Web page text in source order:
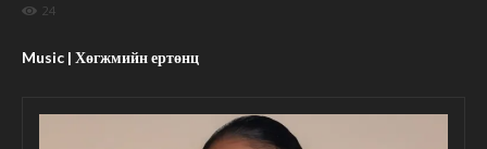
24
Music | Хөгжмийн ертөнц